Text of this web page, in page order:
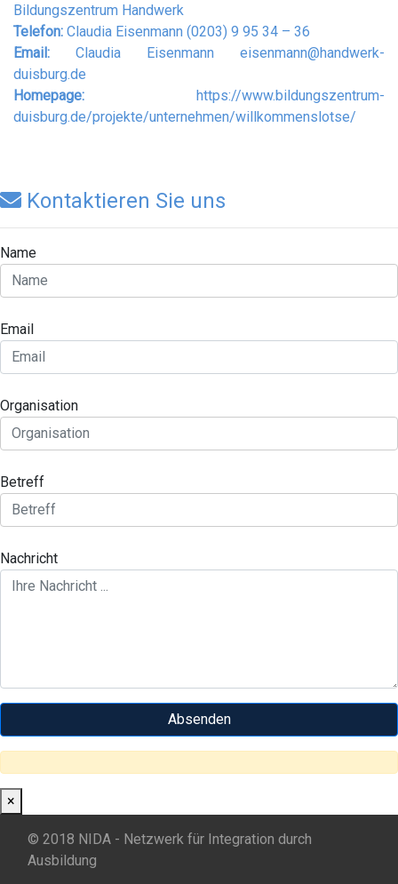
Bildungszentrum Handwerk
Telefon: Claudia Eisenmann (0203) 9 95 34 – 36
Email: Claudia Eisenmann eisenmann@handwerk-
duisburg.de
Homepage: https://www.bildungszentrum-
duisburg.de/projekte/unternehmen/willkommenslotse/
Kontaktieren Sie uns
Name
Email
Organisation
Betreff
Nachricht
×
© 2018 NIDA - Netzwerk für Integration durch
Ausbildung